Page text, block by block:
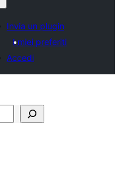
Invia un plugin
I miei preferiti
Accedi